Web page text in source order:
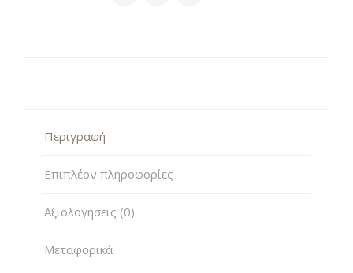
Περιγραφή
Επιπλέον πληροφορίες
Αξιολογήσεις (0)
Μεταφορικά